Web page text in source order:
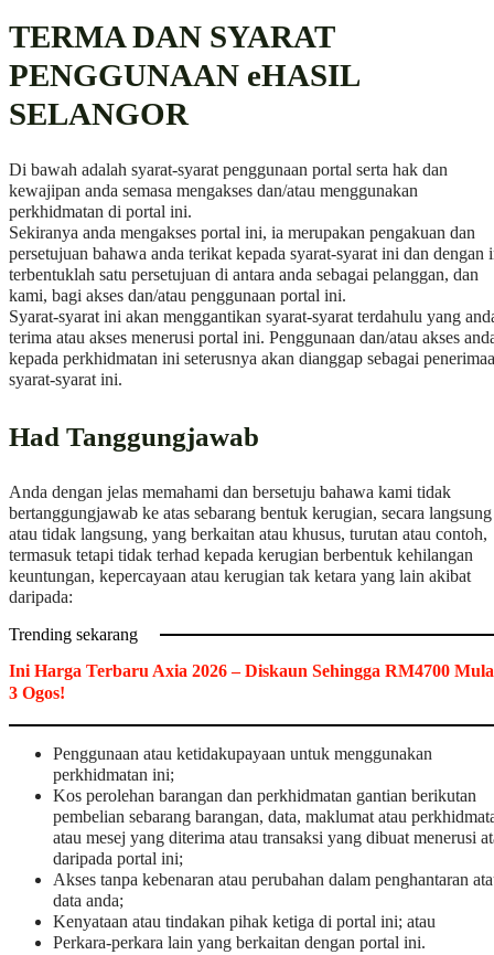
TERMA DAN SYARAT
PENGGUNAAN eHASIL
SELANGOR
Di bawah adalah syarat-syarat penggunaan portal serta hak dan
kewajipan anda semasa mengakses dan/atau menggunakan
perkhidmatan di portal ini.
Sekiranya anda mengakses portal ini, ia merupakan pengakuan dan
persetujuan bahawa anda terikat kepada syarat-syarat ini dan dengan
terbentuklah satu persetujuan di antara anda sebagai pelanggan, dan
kami, bagi akses dan/atau penggunaan portal ini.
Syarat-syarat ini akan menggantikan syarat-syarat terdahulu yang
terima atau akses menerusi portal ini. Penggunaan dan/atau akses
kepada perkhidmatan ini seterusnya akan dianggap sebagai
syarat-syarat ini.
Had Tanggungjawab
Anda dengan jelas memahami dan bersetuju bahawa kami tidak
bertanggungjawab ke atas sebarang bentuk kerugian, secara langsung
atau tidak langsung, yang berkaitan atau khusus, turutan atau contoh,
termasuk tetapi tidak terhad kepada kerugian berbentuk kehilangan
keuntungan, kepercayaan atau kerugian tak ketara yang lain akibat
daripada:
Trending sekarang
Ini Harga Terbaru Axia 2026 – Diskaun Sehingga RM4700
3 Ogos!
Penggunaan atau ketidakupayaan untuk menggunakan
perkhidmatan ini;
Kos perolehan barangan dan perkhidmatan gantian berikutan
pembelian sebarang barangan, data, maklumat atau
atau mesej yang diterima atau transaksi yang dibuat menerusi
daripada portal ini;
Akses tanpa kebenaran atau perubahan dalam penghantaran
data anda;
Kenyataan atau tindakan pihak ketiga di portal ini; atau
Perkara-perkara lain yang berkaitan dengan portal ini.